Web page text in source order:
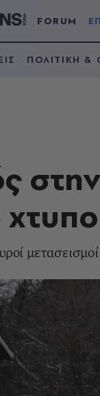
FORUM
ΠΟΛΙΤΙΚΗ &
μετασεισμοί